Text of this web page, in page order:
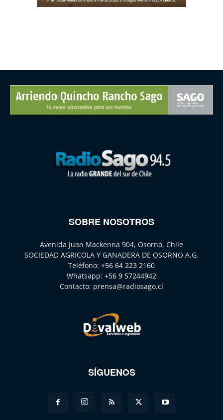
SOBRE NOSOTROS
Avenida Juan Mackenna 904, Osorno, Chile
SOCIEDAD AGRICOLA Y GANADERA DE OSORNO A.G.
Teléfono: +56 64 223 2160
Whatsapp: +56 9 57244942
Contacto: prensa@radiosago.cl
SÍGUENOS